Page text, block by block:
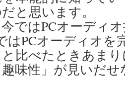
と思います。
ではPCオーディ
はPCオーディオを
比べたときあま
味性」が見いだ